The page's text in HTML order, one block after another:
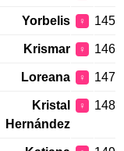
145
♀
Yorbelis
146
♀
Krismar
147
♀
Loreana
148
♀
Kristal
Hernández